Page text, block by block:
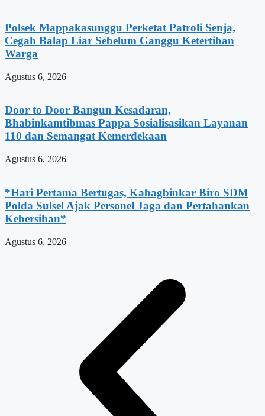
Polsek Mappakasunggu Perketat Patroli Senja,
Cegah Balap Liar Sebelum Ganggu Ketertiban
Warga
Agustus 6, 2026
Door to Door Bangun Kesadaran,
Bhabinkamtibmas Pappa Sosialisasikan Layanan
110 dan Semangat Kemerdekaan
Agustus 6, 2026
*Hari Pertama Bertugas, Kabagbinkar Biro SDM
Polda Sulsel Ajak Personel Jaga dan Pertahankan
Kebersihan*
Agustus 6, 2026